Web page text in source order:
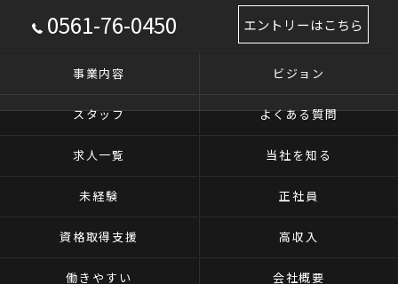
0561-76-0450 エントリーはこちら
事業内容 ビジョン
スタッフ よくある質問
求人一覧 当社を知る
未経験 正社員
資格取得支援 高収入
働きやすい 会社概要